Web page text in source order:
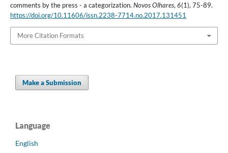
comments by the press - a categorization. Novos Olhares, 6(1), 75-89.
https://doi.org/10.11606/issn.2238-7714.no.2017.131451
More Citation Formats
Make a Submission
Language
English